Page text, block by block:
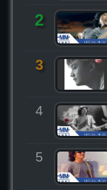
2
3
4
5